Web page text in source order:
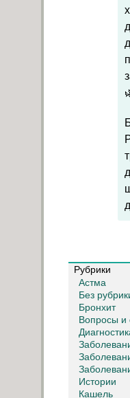
Рубрики
Астма
Без
Бронхит
Вопросы и
Истории
Кашель